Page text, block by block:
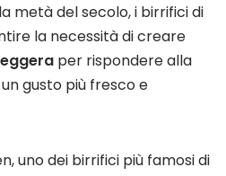
metà del secolo, i birrifici di
la necessità di creare
per rispondere alla
gusto più fresco e
uno dei birrifici più famosi di